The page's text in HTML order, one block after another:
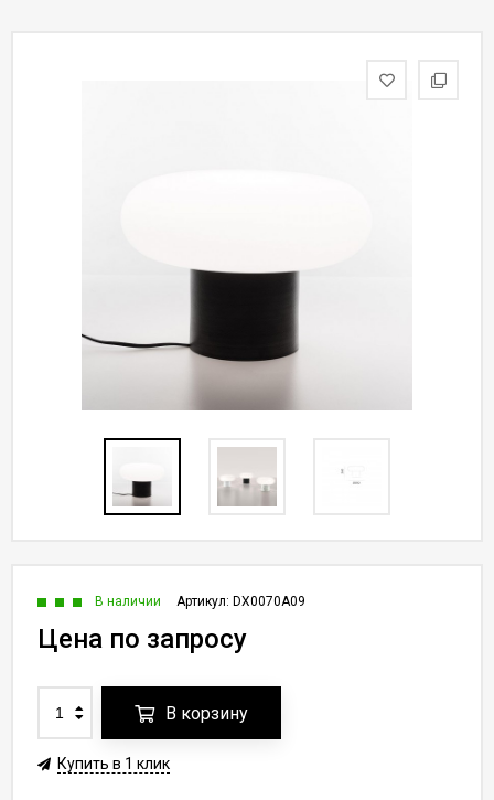
Артикул: DX0070A09
В наличии
Цена по запросу
В корзину
Купить в 1 клик